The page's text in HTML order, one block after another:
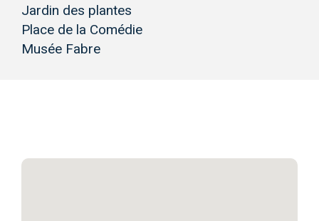
Jardin des plantes
Place de la Comédie
Musée Fabre